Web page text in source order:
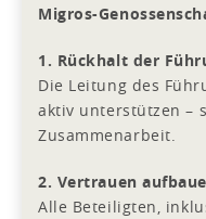
Migros-
1. Rückhalt der
Die Leitung des
aktiv unterstützen –
Zusammenarbeit.
2. Vertrauen
Alle Beteiligten,